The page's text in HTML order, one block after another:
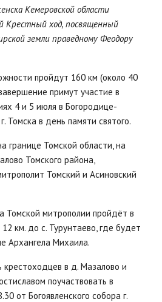
Кемеровской области
Крестный ход, посвященный
земли праведному Феодору
пройдут 160 км (около 40
примут участие в
4 и 5 июля в Богородице-
Томска в день памяти святого.
границе Томской области, на
Томского района,
Томский и Асиновский
Томской митрополии пройдёт в
км. до с. Турунтаево, где будет
Архангела Михаила.
в д. Мазалово и
поучаствовать в
от Богоявленского собора г.